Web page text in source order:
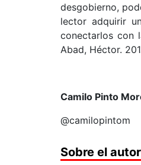
desgobierno,
lector adquirir
conectarlos con
Abad, Héctor.
Camilo Pinto
@camilopintom
Sobre el autor